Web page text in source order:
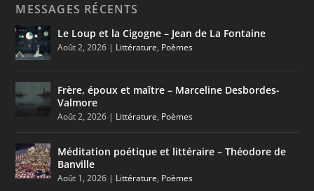
MESSAGES RÉCENTS
Le Loup et la Cigogne – Jean de La Fontaine
Août 2, 2026 | Littérature, Poèmes
Frère, époux et maître – Marceline Desbordes-
Valmore
Août 2, 2026 | Littérature, Poèmes
Méditation poétique et littéraire – Théodore de
Banville
Août 1, 2026 | Littérature, Poèmes